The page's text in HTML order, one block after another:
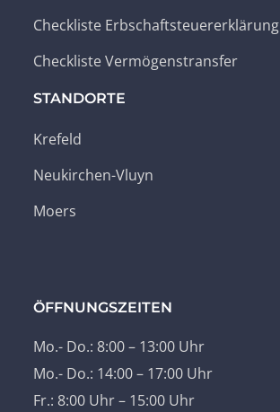
Checkliste Erbschaftsteuererklärung
Checkliste Vermögenstransfer
STANDORTE
Krefeld
Neukirchen-Vluyn
Moers
ÖFFNUNGSZEITEN
Mo.- Do.: 8:00 – 13:00 Uhr
Mo.- Do.: 14:00 – 17:00 Uhr
Fr.: 8:00 Uhr – 15:00 Uhr